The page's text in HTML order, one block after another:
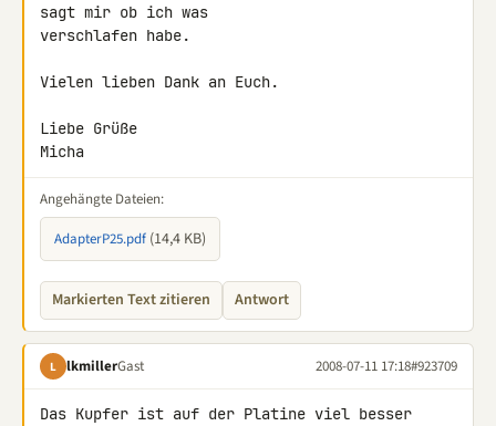
sagt mir ob ich was
verschlafen habe.
Vielen lieben Dank an Euch.
Liebe Grüße
Micha
Angehängte Dateien:
AdapterP25.pdf (14,4 KB)
Markierten Text zitieren Antwort
L lkmillerGast 2008-07-11 17:18#923709
Das Kupfer ist auf der Platine viel besser